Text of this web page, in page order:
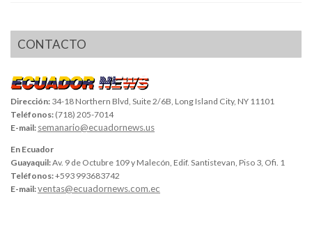
CONTACTO
Dirección: 34-18 Northern Blvd, Suite 2/6B, Long Island City, NY 11101
Teléfonos: (718) 205-7014
E-mail: semanario@ecuadornews.us
En Ecuador
Guayaquil:Av. 9 de Octubre 109 y Malecón, Edif. Santistevan, Piso 3, Ofi. 1
Teléfonos:+593 993683742
E-mail:ventas@ecuadornews.com.ec